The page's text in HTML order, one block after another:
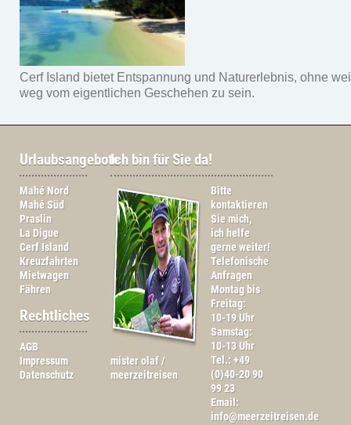
Cerf Island bietet Entspannung und Naturerlebnis, ohne
weg vom eigentlichen Geschehen zu sein.
Urlaubsangebote
Mahé Nord
Mahé Süd
Praslin
La Digue
Cerf Island
Kreuzfahrten
Mietwagen
Fähren
Rechtliches
AGB
Impressum
Datenschutz
Ich bin für Sie da!
mister olaf /
meerzeitreisen
Bitte
kontaktieren
Sie mich,
ich helfe
gerne weiter!
Telefonische
Anfragen
Montag bis
Freitag:
10-19 Uhr
Samstag:
10-13 Uhr
Tel.: +49
(0)40-20 90
99 23
Email:
info@meerzeitreisen.de